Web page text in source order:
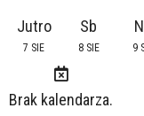
Jutro
7 SIE
Sb
8 SIE 9
Brak kalendarza.